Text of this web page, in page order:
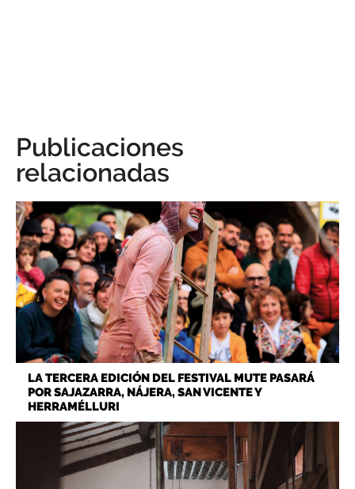
Publicaciones
relacionadas
LA TERCERA EDICIÓN DEL FESTIVAL MUTE PASARÁ
POR SAJAZARRA, NÁJERA, SAN VICENTE Y
HERRAMÉLLURI